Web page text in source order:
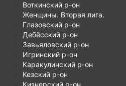
Воткинский р-он
Женщины. Вторая лига.
Глазовский р-он
Дебёсский р-он
Завьяловский р-он
Игринский р-он
Каракулинский р-он
Кезский р-он
Кизнерский р-он